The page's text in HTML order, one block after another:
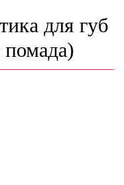
для губ
помада)